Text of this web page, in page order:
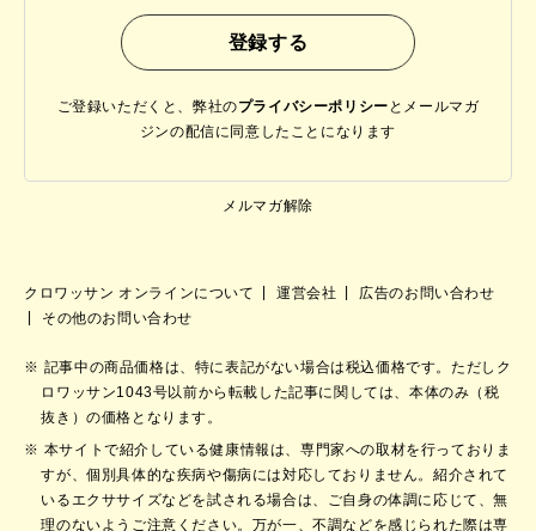
ご登録いただくと、弊社のプライバシーポリシー と メールマガ
ジンの配信に同意したことになります
メルマガ解除
クロワッサン オンラインについて 運営会社
広告のお問い合わせ
その他のお問い合わせ
記事中の商品価格は、特に表記がない場合は税込価格です。ただしク
ロワッサン1043号以前から転載した記事に関しては、本体のみ（税
抜き）の価格となります。
本サイトで紹介している健康情報は、専門家への取材を行っておりま
すが、個別具体的な疾病や傷病には対応しておりません。紹介されて
いるエクササイズなどを試される場合は、ご自身の体調に応じて、無
理のないようご注意ください。万が一、不調などを感じられた際は専